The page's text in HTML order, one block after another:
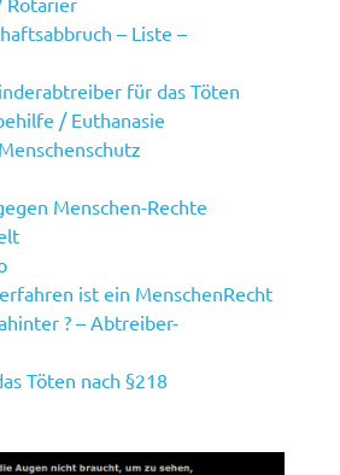
– Liste –
für das Töten
/ Euthanasie
Menschen-Rechte
ist ein MenschenRecht
? – Abtreiber-
Töten nach §218